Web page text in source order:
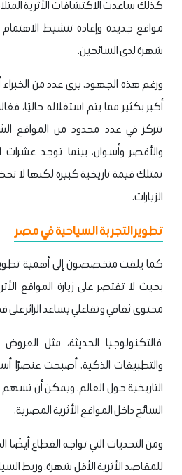
كذلك ساعدت الاكتشافات الأثرية
مواقع جديدة وإعادة تنشيط
شهرة لدى السائحين.
ورغم هذه الجهود، يرى عدد من الخبراء
أكبر بكثير مما يتم استغلاله حاليًا،
تتركز في عدد محدود من المواقع
والأقصر وأسوان، بينما توجد عشرات
تمتلك قيمة تاريخية كبيرة لكنها لا
الزيارات.
تطوير التجربة السياحية في مصر
كما يلفت متخصصون إلى أهمية تطوير
بحيث لا تقتصر على زيارة المواقع
محتوى ثقافي وتفاعلي يساعد الزائر
فالتكنولوجيا الحديثة، مثل العروض
والتطبيقات الذكية، أصبحت عنصرًا
التاريخية حول العالم، ويمكن أن
السائح داخل المواقع الأثرية المصرية.
ومن التحديات التي تواجه القطاع أيضًا
للمقاصد الأثرية الأقل شهرة، وربط